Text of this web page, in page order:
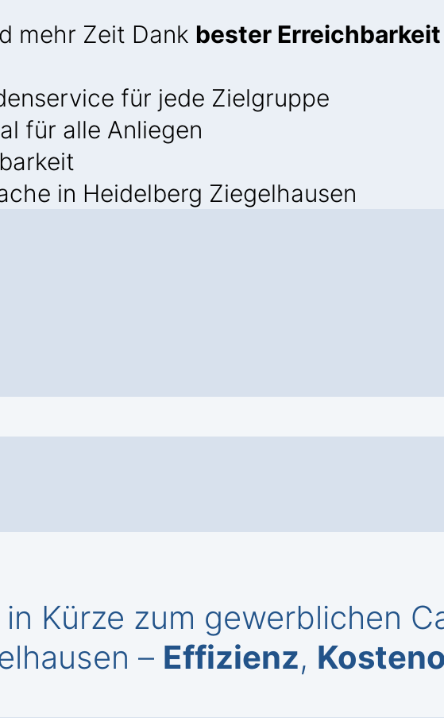
mehr Zeit Dank bester Erreichbarkeit
für jede Zielgruppe
für alle Anliegen
in Heidelberg Ziegelhausen
in Kürze zum gewerblichen
– Effizienz,